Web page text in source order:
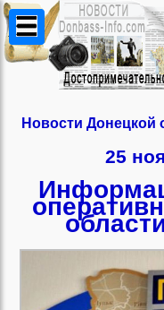
Новости Донецкой
25